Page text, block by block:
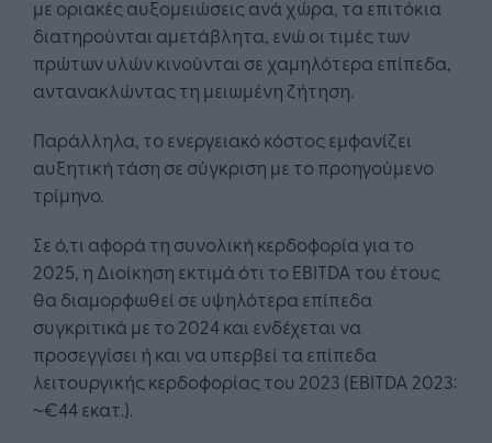
με οριακές αυξομειώσεις ανά χώρα, τα επιτόκια
διατηρούνται αμετάβλητα, ενώ οι τιμές των
πρώτων υλών κινούνται σε χαμηλότερα επίπεδα,
αντανακλώντας τη μειωμένη ζήτηση.
Παράλληλα, το ενεργειακό κόστος εμφανίζει
αυξητική τάση σε σύγκριση με το προηγούμενο
τρίμηνο.
Σε ό,τι αφορά τη συνολική κερδοφορία για το
2025, η Διοίκηση εκτιμά ότι το EBITDA του έτους
θα διαμορφωθεί σε υψηλότερα επίπεδα
συγκριτικά με το 2024 και ενδέχεται να
προσεγγίσει ή και να υπερβεί τα επίπεδα
λειτουργικής κερδοφορίας του 2023 (EBITDA 2023:
~€44 εκατ.).